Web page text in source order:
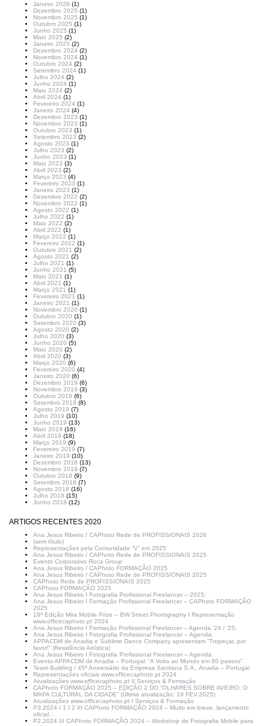
Janeiro 2026 (1)
Dezembro 2025 (1)
Novembro 2025 (1)
Outubro 2025 (1)
Junho 2025 (1)
Maio 2025 (2)
Janeiro 2025 (2)
Dezembro 2024 (2)
Novembro 2024 (1)
Outubro 2024 (2)
Setembro 2024 (1)
Julho 2024 (2)
Junho 2024 (1)
Maio 2024 (2)
Abril 2024 (1)
Fevereiro 2024 (1)
Janeiro 2024 (4)
Dezembro 2023 (1)
Novembro 2023 (1)
Outubro 2023 (1)
Setembro 2023 (2)
Agosto 2023 (1)
Julho 2023 (2)
Junho 2023 (1)
Maio 2023 (3)
Abril 2023 (2)
Março 2023 (4)
Fevereiro 2023 (1)
Janeiro 2023 (1)
Dezembro 2022 (2)
Novembro 2022 (1)
Agosto 2022 (1)
Julho 2022 (1)
Maio 2022 (2)
Abril 2022 (1)
Março 2022 (1)
Fevereiro 2022 (1)
Outubro 2021 (2)
Agosto 2021 (2)
Julho 2021 (1)
Junho 2021 (5)
Maio 2021 (1)
Abril 2021 (1)
Março 2021 (1)
Fevereiro 2021 (1)
Janeiro 2021 (1)
Novembro 2020 (1)
Outubro 2020 (1)
Setembro 2020 (3)
Agosto 2020 (2)
Julho 2020 (3)
Junho 2020 (5)
Maio 2020 (2)
Abril 2020 (3)
Março 2020 (6)
Fevereiro 2020 (4)
Janeiro 2020 (6)
Dezembro 2019 (6)
Novembro 2019 (3)
Outubro 2019 (6)
Setembro 2019 (8)
Agosto 2019 (7)
Julho 2019 (10)
Junho 2019 (13)
Maio 2019 (16)
Abril 2019 (18)
Março 2019 (9)
Fevereiro 2019 (7)
Janeiro 2019 (10)
Dezembro 2018 (13)
Novembro 2018 (7)
Outubro 2018 (9)
Setembro 2018 (7)
Agosto 2018 (16)
Julho 2018 (15)
Junho 2018 (12)
ARTIGOS RECENTES 2020
Ana Jesus Ribeiro / CAPhoto Rede de PROFISSIONAIS 2026
(sem título)
Representações pela Comunidade “V” em 2025
Ana Jesus Ribeiro / CAPhoto Rede de PROFISSIONAIS 2025
Evento Corporativo Roca Group
Ana Jesus Ribeiro / CAPhoto FORMAÇÃO 2025
Ana Jesus Ribeiro / CAPhoto Rede de PROFISSIONAIS 2025
CAPhoto Rede de PROFISSIONAIS 2025
CAPhoto FORMAÇÃO 2025
Ana Jesus Ribeiro I Fotografia Profissional Freelancer – 2025:
Ana Jesus Ribeiro I Formação Profissional Freelancer – CAPhoto FORMAÇÃO
2025
18ª Edição Mira Mobile Prize – BW Street Photography I Representação
www.officecaphoto.pt 2024
Ana Jesus Ribeiro I Formação Profissional Freelancer – Agenda ’24 / ’25:
Ana Jesus Ribeiro I Fotografia Profissional Freelancer – Agenda:
APPACDM de Anadia e Sublime Dance Company apresentam “Tropeçar, por
favor!” (Residência Artística)
Ana Jesus Ribeiro I Fotografia Profissional Freelancer – Agenda:
Evento APPACDM de Anadia – Portugal: “A Volta ao Mundo em 80 passos”
Team Building / 45º Aniversário da Empresa Sanitana S.A., Anadia – Portugal
Representações oficiais www.officecaphoto.pt 2024
Atualizações www.officecaphoto.pt II Serviços & Formação
CAPhoto FORMAÇÃO 2025 – EDIÇÃO 2 DO “OLHARES SOBRE AVEIRO: O
MAPA CULTURAL DA CIDADE” (Última atualização: 19 FEV.2025)
Atualizações www.officecaphoto.pt I Serviços & Formação
P3.2024 I 1 I 2 III CAPhoto FORMAÇÃO 2024 – Muito em breve, lançamento
oficial…
P2.2024 III CAPhoto FORMAÇÃO 2024 – Workshop de Fotografia Mobile para